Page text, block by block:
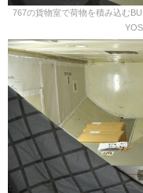
767の貨物室で荷物を積み込む